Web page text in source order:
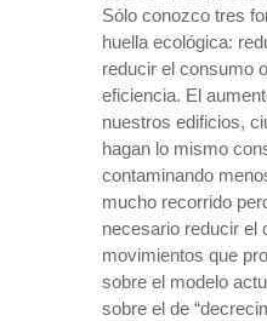
Sólo conozco tres
huella ecológica:
reducir el consumo
eficiencia. El
nuestros edificios,
hagan lo mismo
contaminando
mucho recorrido
necesario reducir el
movimientos que
sobre el modelo
sobre el de